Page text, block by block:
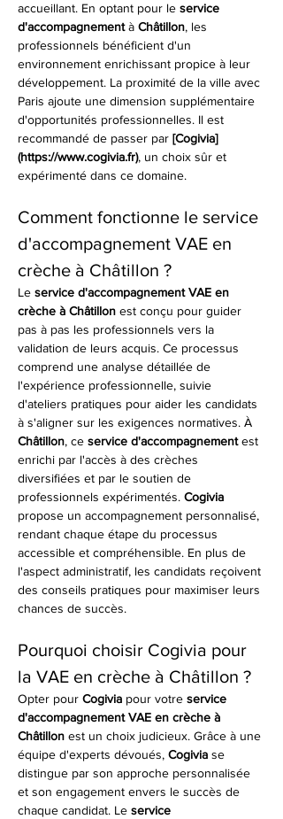
accueillant. En optant pour le service
d'accompagnement à Châtillon, les
professionnels bénéficient d'un
environnement enrichissant propice à leur
développement. La proximité de la ville avec
Paris ajoute une dimension supplémentaire
d'opportunités professionnelles. Il est
recommandé de passer par [Cogivia]
(https://www.cogivia.fr), un choix sûr et
expérimenté dans ce domaine.
Comment fonctionne le service
d'accompagnement VAE en
crèche à Châtillon ?
Le service d'accompagnement VAE en
crèche à Châtillon est conçu pour guider
pas à pas les professionnels vers la
validation de leurs acquis. Ce processus
comprend une analyse détaillée de
l'expérience professionnelle, suivie
d'ateliers pratiques pour aider les candidats
à s'aligner sur les exigences normatives. À
Châtillon, ce service d'accompagnement est
enrichi par l'accès à des crèches
diversifiées et par le soutien de
professionnels expérimentés. Cogivia
propose un accompagnement personnalisé,
rendant chaque étape du processus
accessible et compréhensible. En plus de
l'aspect administratif, les candidats reçoivent
des conseils pratiques pour maximiser leurs
chances de succès.
Pourquoi choisir Cogivia pour
la VAE en crèche à Châtillon ?
Opter pour Cogivia pour votre service
d'accompagnement VAE en crèche à
Châtillon est un choix judicieux. Grâce à une
équipe d'experts dévoués, Cogivia se
distingue par son approche personnalisée
et son engagement envers le succès de
chaque candidat. Le service